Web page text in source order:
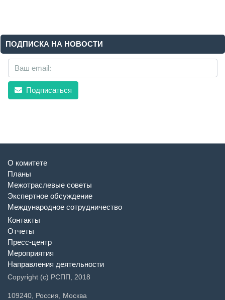
ПОДПИСКА НА НОВОСТИ
Подписаться
О комитете
Планы
Межотраслевые советы
Экспертное обсуждение
Международное сотрудничество
Контакты
Отчеты
Пресс-центр
Мероприятия
Направления деятельности
Copyright (c) РСПП, 2018
109240, Россия, Москва